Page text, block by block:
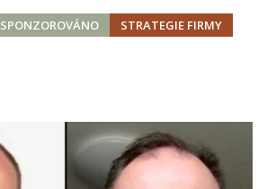
SPONZOROVÁNO
STRATEGIE FIRMY